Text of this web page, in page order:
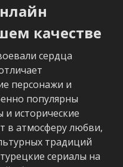
качестве
сердца
персонажи и
популярны
исторические
в атмосферу любви,
традиций
сериалы на